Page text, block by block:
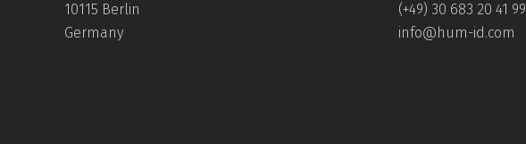
10115 Berlin
Germany
(+49) 30 683 20 41 99
info@hum-id.com